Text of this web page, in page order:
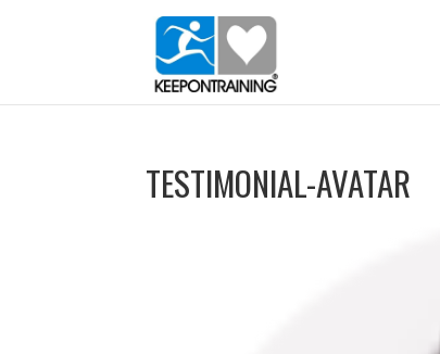
TESTIMONIAL-AVATAR